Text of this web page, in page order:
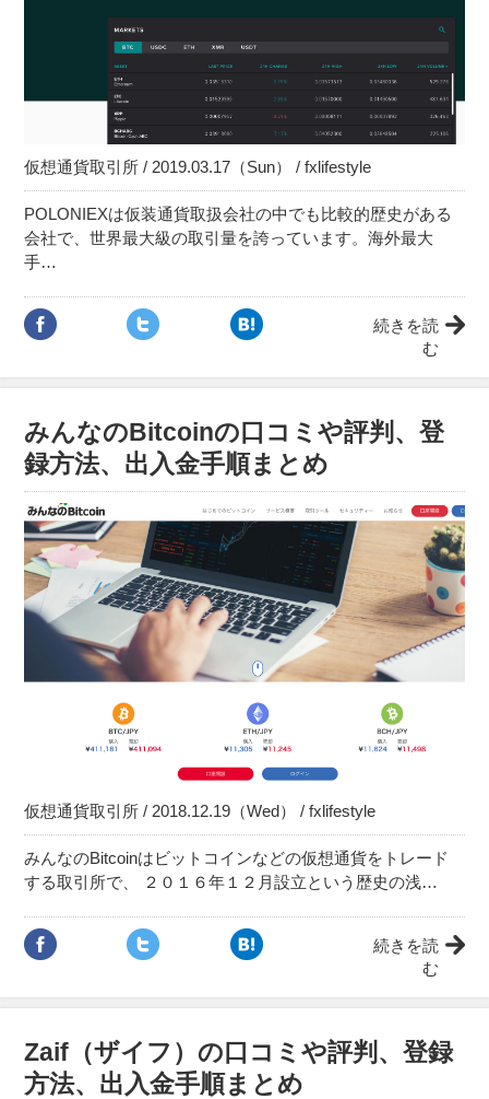
仮想通貨取引所 / 2019.03.17（Sun） / fxlifestyle
POLONIEXは仮装通貨取扱会社の中でも比較的歴史がある
会社で、世界最大級の取引量を誇っています。海外最大
手…
続きを読
む
みんなのBitcoinの口コミや評判、登
録方法、出入金手順まとめ
仮想通貨取引所 / 2018.12.19（Wed） / fxlifestyle
みんなのBitcoinはビットコインなどの仮想通貨をトレード
する取引所で、 ２０１６年１２月設立という歴史の浅…
続きを読
む
Zaif（ザイフ）の口コミや評判、登録
方法、出入金手順まとめ